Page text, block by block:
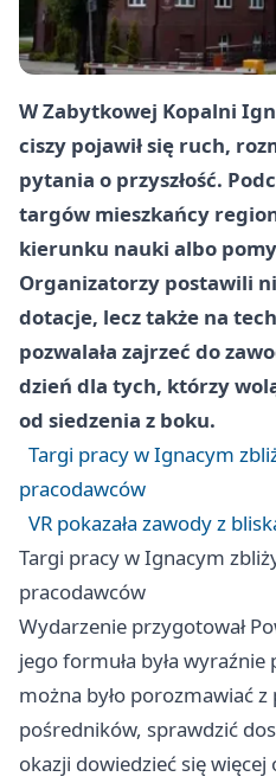
W Zabytkowej Kopalni
ciszy pojawił się ruch,
pytania o przyszłość.
targów mieszkańcy
kierunku nauki albo
Organizatorzy postawili
dotacje, lecz także na
pozwalała zajrzeć do
dzień dla tych, którzy
od siedzenia z boku.
Targi pracy w Ignacym
pracodawców
VR pokazała zawody z
Targi pracy w Ignacym
pracodawców
Wydarzenie przygotował
jego formuła była
można było porozmawiać
pośredników, sprawdzić
okazji dowiedzieć się